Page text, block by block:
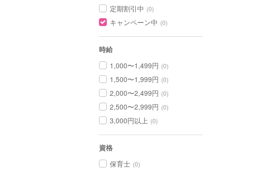
定期割引中 (0)
キャンペーン中 (0)
時給
1,000〜1,499円 (0)
1,500〜1,999円 (0)
2,000〜2,499円 (0)
2,500〜2,999円 (0)
3,000円以上 (0)
資格
保育士 (0)